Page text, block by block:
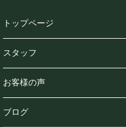
トップページ
スタッフ
お客様の声
ブログ